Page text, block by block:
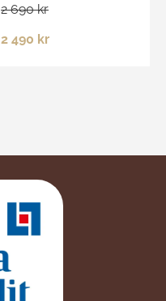
2 690 kr
2 490 kr